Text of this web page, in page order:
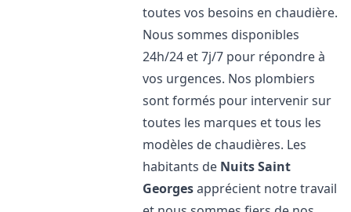
toutes vos besoins en chaudière.
Nous sommes disponibles
24h/24 et 7j/7 pour répondre à
vos urgences. Nos plombiers
sont formés pour intervenir sur
toutes les marques et tous les
modèles de chaudières. Les
habitants de Nuits Saint
Georgesapprécient notre travail